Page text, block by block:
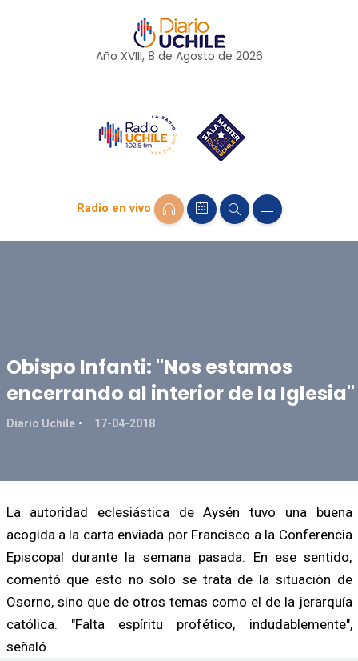
Año XVIII, 8 de Agosto de 2026
Radio en vivo
Obispo Infanti: "Nos estamos
encerrando al interior de la Iglesia"
Diario Uchile 17-04-2018
La autoridad eclesiástica de Aysén tuvo una buena
acogida a la carta enviada por Francisco a la Conferencia
Episcopal durante la semana pasada. En ese sentido,
comentó que esto no solo se trata de la situación de
Osorno, sino que de otros temas como el de la jerarquía
católica. "Falta espíritu profético, indudablemente",
señaló.